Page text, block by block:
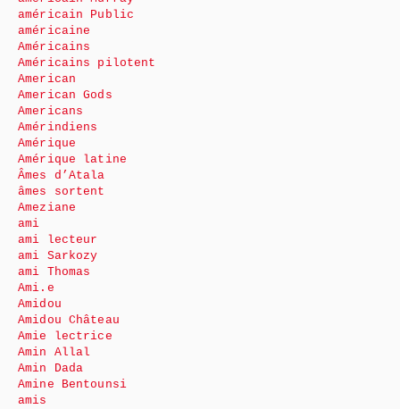
américain Public
américaine
Américains
Américains pilotent
American
American Gods
Americans
Amérindiens
Amérique
Amérique latine
Âmes d’Atala
âmes sortent
Ameziane
ami
ami lecteur
ami Sarkozy
ami Thomas
Ami.e
Amidou
Amidou Château
Amie lectrice
Amin Allal
Amin Dada
Amine Bentounsi
amis